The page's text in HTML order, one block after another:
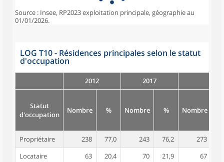
Source : Insee, RP2023 exploitation principale, géographie au
01/01/2026.
LOG T10 - Résidences principales selon le statut
d'occupation
2012 2017
Statut
d'occupation
Nombre % Nombre % Nombre
Propriétaire 238 77,0 243 76,2 273
Locataire
63 20,4 70 21,9 67